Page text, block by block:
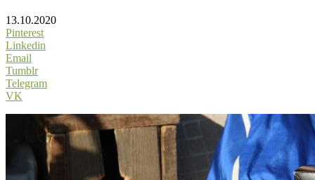
13.10.2020
Pinterest
Linkedin
Email
Tumblr
Telegram
VK